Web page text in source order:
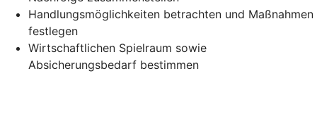
Handlungsmöglichkeiten betrachten und Maßnahmen
festlegen
Wirtschaftlichen Spielraum sowie
Absicherungsbedarf bestimmen